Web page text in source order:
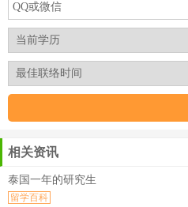
相关资讯
泰国一年的研究生
留学百科